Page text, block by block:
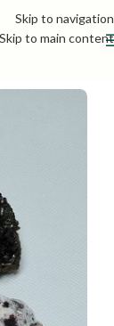
Skip to navigation
Skip to main content